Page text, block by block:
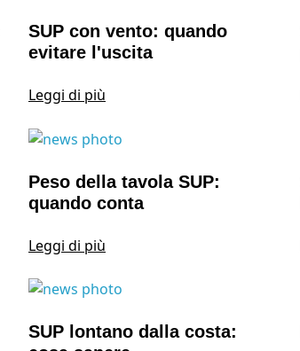
SUP con vento: quando
evitare l'uscita
Leggi di più
Peso della tavola SUP:
quando conta
Leggi di più
SUP lontano dalla costa: